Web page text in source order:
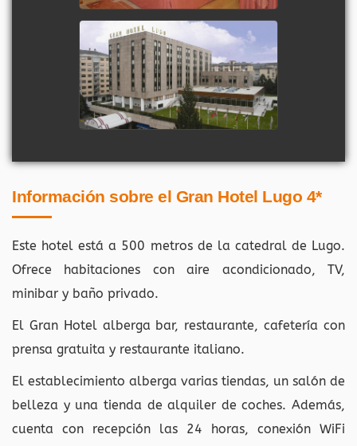
Información sobre el Gran Hotel Lugo 4*
Este hotel está a 500 metros de la catedral de Lugo.
Ofrece habitaciones con aire acondicionado, TV,
minibar y baño privado.
El Gran Hotel alberga bar, restaurante, cafetería con
prensa gratuita y restaurante italiano.
El establecimiento alberga varias tiendas, un salón de
belleza y una tienda de alquiler de coches. Además,
cuenta con recepción las 24 horas, conexión WiFi